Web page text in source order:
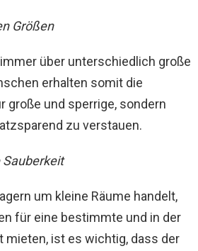
Größen
über unterschiedlich große
erhalten somit die
große und sperrige, sondern
zu verstauen.
Sauberkeit
um kleine Räume handelt,
für eine bestimmte und in der
mieten, ist es wichtig, dass der